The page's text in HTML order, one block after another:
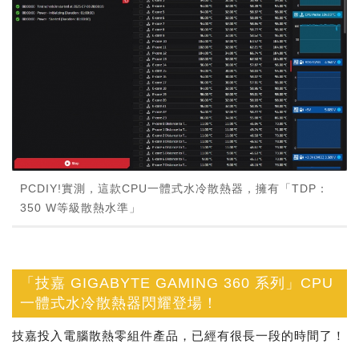
PCDIY!實測，這款CPU一體式水冷散熱器，擁有「TDP：
350 W等級散熱水準」
「技嘉 GIGABYTE GAMING 360 系列」CPU
一體式水冷散熱器閃耀登場！
技嘉投入電腦散熱零組件產品，已經有很長一段的時間了！